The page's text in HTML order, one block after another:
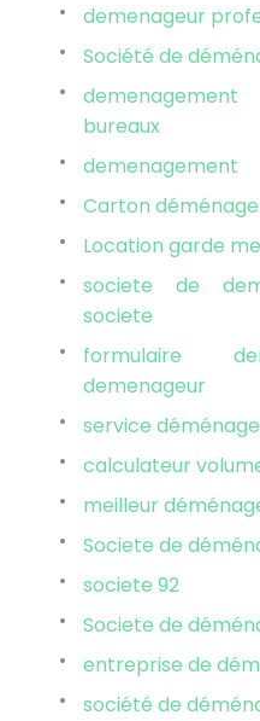
demenageur
Société de
bureaux
demenagement
Carton
Location garde
societe de
societe
formulaire
demenageur
service
calculateur
meilleur
Societe de
societe 92
Societe de
entreprise de
société de